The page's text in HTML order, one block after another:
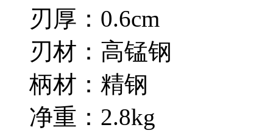
刃厚：0.6cm
刃材：高锰钢
柄材：精钢
净重：2.8kg